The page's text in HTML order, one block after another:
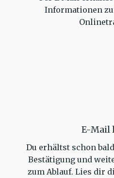
Informationen
E-Mail
Du erhältst schon
Bestätigung und
zum Ablauf. Lies dir